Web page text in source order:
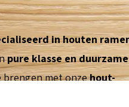
in houten
pure klasse en duurzame
brengen met onzehout-